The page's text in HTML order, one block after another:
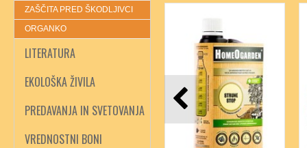
ZAŠČITA PRED ŠKODLJIVCI
ORGANKO
LITERATURA
EKOLOŠKA ŽIVILA
PREDAVANJA IN SVETOVANJA
VREDNOSTNI BONI